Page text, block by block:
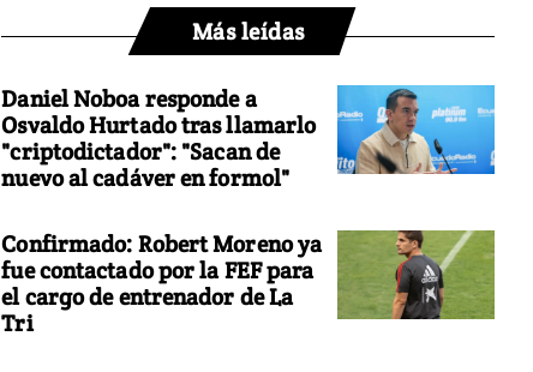
Más leídas
Daniel Noboa responde a
Osvaldo Hurtado tras llamarlo
"criptodictador": "Sacan de
nuevo al cadáver en formol"
Confirmado: Robert Moreno ya
fue contactado por la FEF para
el cargo de entrenador de La
Tri